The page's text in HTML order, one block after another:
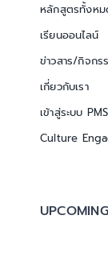
หลักสูตรทั้งหม
เรียนออนไลน์
ข่าวสาร/กิจกร
เกี่ยวกับเรา
เข้าสู่ระบบ PMS
Culture